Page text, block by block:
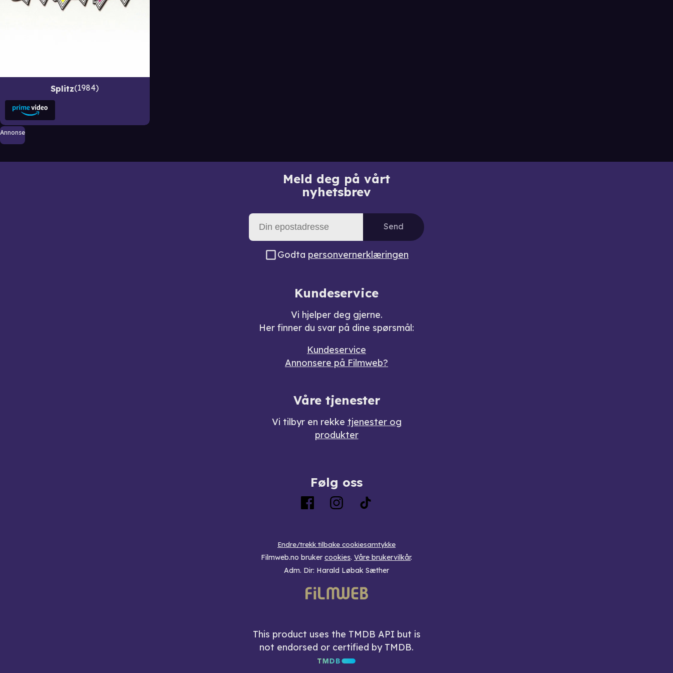
Splitz 1984
Annonse
Meld deg på vårt
nyhetsbrev
Send
Godta personvernerklæringen
Kundeservice
Vi hjelper deg gjerne.
Her finner du svar på dine spørsmål:
Kundeservice
Annonsere på Filmweb?
Våre tjenester
Vi tilbyr en rekke tjenester og
produkter
Følg oss
Endre/trekk tilbake cookiesamtykke
Filmweb.no bruker cookies. Våre brukervilkår.
Adm. Dir: Harald Løbak Sæther
This product uses the TMDB API but is
not endorsed or certified by TMDB.